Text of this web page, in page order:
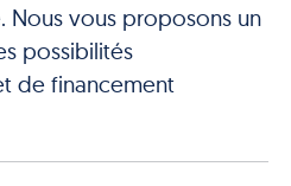
vous proposons un
possibilités
de financement